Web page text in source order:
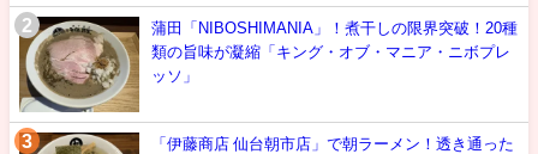
蒲田「NIBOSHIMANIA」！煮干しの限界突破！20種
類の旨味が凝縮「キング・オブ・マニア・ニボプレ
ッソ」
「伊藤商店 仙台朝市店」で朝ラーメン！透き通った